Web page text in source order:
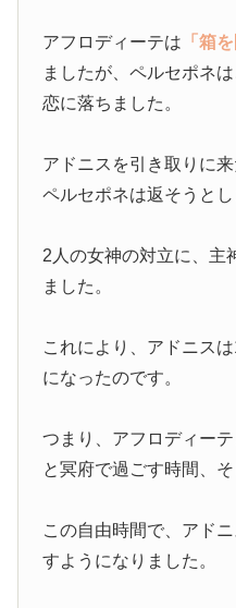
アフロディーテは 「箱
ましたが、ペルセポネ
恋に落ちました。
アドニスを引き取りに
ペルセポネは返そうとし
2人の女神の対立に、主
ました。
これにより、アドニス
になったのです。
つまり、アフロディー
と冥府で過ごす時間、
この自由時間で、アド
すようになりました。